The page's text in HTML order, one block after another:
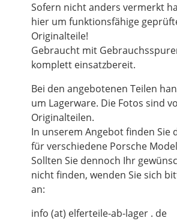
Sofern nicht anders vermerkt
hier um funktionsfähige
Originalteile!
Gebraucht mit
komplett einsatzbereit.
Bei den angebotenen Teilen
um Lagerware. Die Fotos sind
Originalteilen.
In unserem Angebot finden Sie
für verschiedene Porsche
Sollten Sie dennoch Ihr
nicht finden, wenden Sie sich
an:
info (at) elferteile-ab-lager . de